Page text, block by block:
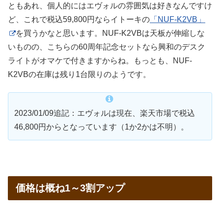
ともあれ、個人的にはエヴォルの雰囲気は好きなんですけ
ど、これで税込59,800円ならイトーキの 「NUF-K2VB」
を買うかなと思います。NUF-K2VBは天板が伸縮しな
いものの、こちらの60周年記念セットなら興和のデスク
ライトがオマケで付きますからね。もっとも、NUF-
K2VBの在庫は残り1台限りのようです。
2023/01/09追記：エヴォルは現在、楽天市場で税込
46,800円からとなっています（1か2かは不明）。
価格は概ね1～3割アップ